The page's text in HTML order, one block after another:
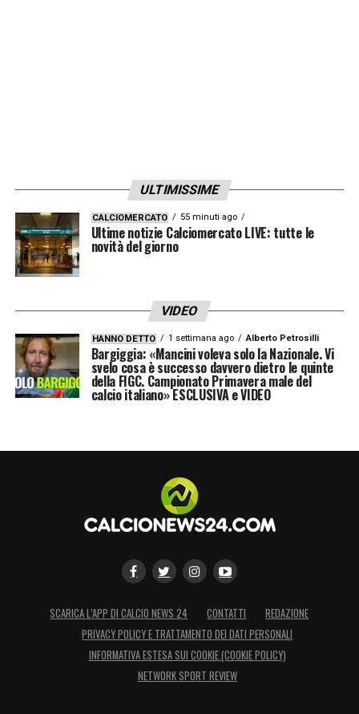
ULTIMISSIME
CALCIOMERCATO 55 minuti ago
Ultime notizie Calciomercato LIVE: tutte le
novità del giorno
VIDEO
HANNO DETTO 1 settimana ago Alberto Petrosilli
Bargiggia: «Mancini voleva solo la Nazionale. Vi
svelo cosa è successo davvero dietro le quinte
della FIGC. Campionato Primavera male del
calcio italiano» ESCLUSIVA e VIDEO
SCARICA L’APP DI CALCIO NEWS 24 CONTATTI
REDAZIONE
PRIVACY POLICY E TRATTAMENTO DEI DATI PERSONALI
INFORMATIVA ESTESA SUI COOKIE (COOKIE POLICY)
NETWORK SPORT REVIEW